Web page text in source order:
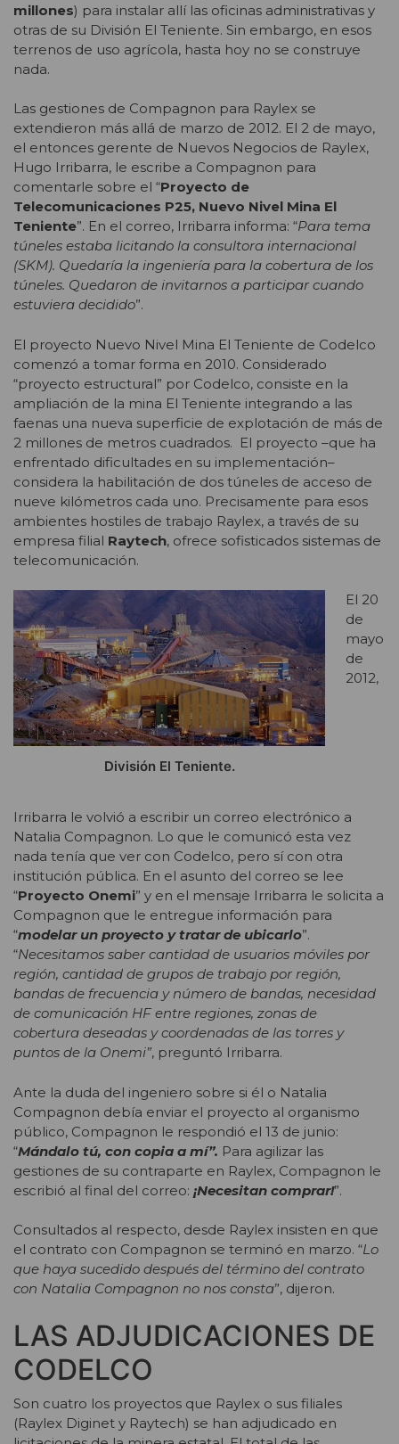
millones) para instalar allí las oficinas administrativas y
otras de su División El Teniente. Sin embargo, en esos
terrenos de uso agrícola, hasta hoy no se construye
nada.
Las gestiones de Compagnon para Raylex se
extendieron más allá de marzo de 2012. El 2 de mayo,
el entonces gerente de Nuevos Negocios de Raylex,
Hugo Irribarra, le escribe a Compagnon para
comentarle sobre el “Proyecto de
Telecomunicaciones P25, Nuevo Nivel Mina El
Teniente”. En el correo, Irribarra informa: “Para tema
túneles estaba licitando la consultora internacional
(SKM). Quedaría la ingeniería para la cobertura de los
túneles. Quedaron de invitarnos a participar cuando
estuviera decidido”.
El proyecto Nuevo Nivel Mina El Teniente de Codelco
comenzó a tomar forma en 2010. Considerado
“proyecto estructural” por Codelco, consiste en la
ampliación de la mina El Teniente integrando a las
faenas una nueva superficie de explotación de más de
2 millones de metros cuadrados. El proyecto –que ha
enfrentado dificultades en su implementación–
considera la habilitación de dos túneles de acceso de
nueve kilómetros cada uno. Precisamente para esos
ambientes hostiles de trabajo Raylex, a través de su
empresa filial Raytech, ofrece sofisticados sistemas de
telecomunicación.
División El Teniente.
El 20
de
mayo
de
2012,
Irribarra le volvió a escribir un correo electrónico a
Natalia Compagnon. Lo que le comunicó esta vez
nada tenía que ver con Codelco, pero sí con otra
institución pública. En el asunto del correo se lee
“Proyecto Onemi” y en el mensaje Irribarra le solicita a
Compagnon que le entregue información para
“modelar un proyecto y tratar de ubicarlo”.
“Necesitamos saber cantidad de usuarios móviles por
región, cantidad de grupos de trabajo por región,
bandas de frecuencia y número de bandas, necesidad
de comunicación HF entre regiones, zonas de
cobertura deseadas y coordenadas de las torres y
puntos de la Onemi”, preguntó Irribarra.
Ante la duda del ingeniero sobre si él o Natalia
Compagnon debía enviar el proyecto al organismo
público, Compagnon le respondió el 13 de junio:
“Mándalo tú, con copia a mí”. Para agilizar las
gestiones de su contraparte en Raylex, Compagnon le
escribió al final del correo: ¡Necesitan comprar!”.
Consultados al respecto, desde Raylex insisten en que
el contrato con Compagnon se terminó en marzo. “Lo
que haya sucedido después del término del contrato
con Natalia Compagnon no nos consta”, dijeron.
LAS ADJUDICACIONES DE
CODELCO
Son cuatro los proyectos que Raylex o sus filiales
(Raylex Diginet y Raytech) se han adjudicado en